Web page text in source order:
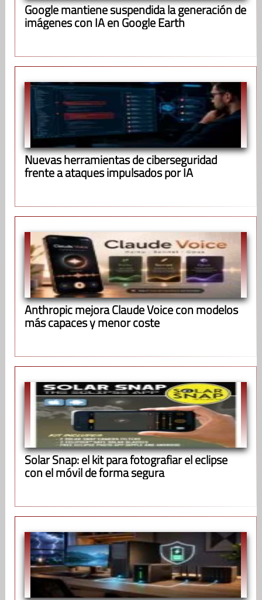
Google mantiene suspendida la generación de
imágenes con IA en Google Earth
Nuevas herramientas de ciberseguridad
frente a ataques impulsados por IA
Anthropic mejora Claude Voice con modelos
más capaces y menor coste
Solar Snap: el kit para fotografiar el eclipse
con el móvil de forma segura